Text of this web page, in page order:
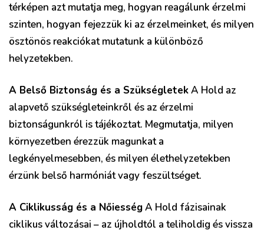
térképen azt mutatja meg, hogyan reagálunk érzelmi
szinten, hogyan fejezzük ki az érzelmeinket, és milyen
ösztönös reakciókat mutatunk a különböző
helyzetekben.
A Belső Biztonság és a SzükségletekA Hold az
alapvető szükségleteinkről és az érzelmi
biztonságunkról is tájékoztat. Megmutatja, milyen
környezetben érezzük magunkat a
legkényelmesebben, és milyen élethelyzetekben
érzünk belső harmóniát vagy feszültséget.
A Ciklikusság és a NőiességA Hold fázisainak
ciklikus változásai – az újholdtól a teliholdig és vissza